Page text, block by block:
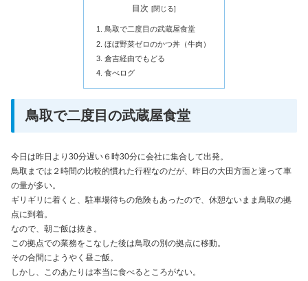
目次
鳥取で二度目の武蔵屋食堂
ほぼ野菜ゼロのかつ丼（牛肉）
倉吉経由でもどる
食べログ
鳥取で二度目の武蔵屋食堂
今日は昨日より30分遅い６時30分に会社に集合して出発。
鳥取までは２時間の比較的慣れた行程なのだが、昨日の大田方面と違って車
の量が多い。
ギリギリに着くと、駐車場待ちの危険もあったので、休憩ないまま鳥取の拠
点に到着。
なので、朝ご飯は抜き。
この拠点での業務をこなした後は鳥取の別の拠点に移動。
その合間にようやく昼ご飯。
しかし、このあたりは本当に食べるところがない。